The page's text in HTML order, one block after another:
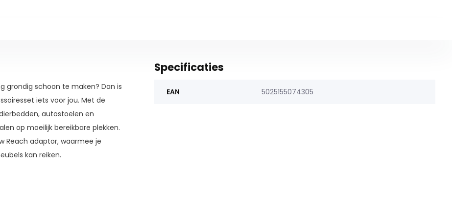
grondig schoon te maken? Dan is
iets voor jou. Met de
autostoelen en
op moeilijk bereikbare plekken.
Reach adaptor, waarmee je
kan reiken.
Specificaties
EAN 5025155074305